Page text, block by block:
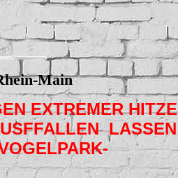
Main
EXTREMER HITZE
LASSEN